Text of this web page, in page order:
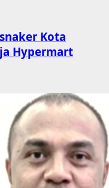
Kota
Hypermart